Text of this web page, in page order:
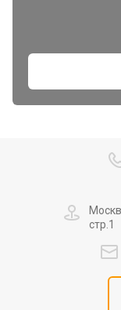
стр.1